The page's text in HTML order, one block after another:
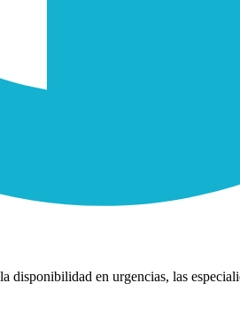
disponibilidad en urgencias, las